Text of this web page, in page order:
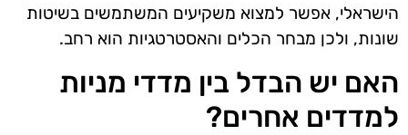
הישראלי, אפשר למצוא משקיעים המשתמשים בשיטות
שונות, ולכן מבחר הכלים והאסטרטגיות הוא רחב.
האם יש הבדל בין מדדי מניות
למדדים אחרים?